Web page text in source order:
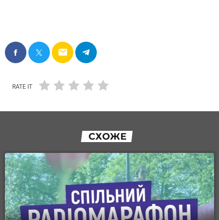
email
RATE IT
СХОЖЕ